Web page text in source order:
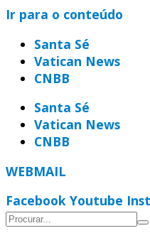
Ir para o conteúdo
Santa Sé
Vatican News
CNBB
Santa Sé
Vatican News
CNBB
WEBMAIL
Facebook Youtube